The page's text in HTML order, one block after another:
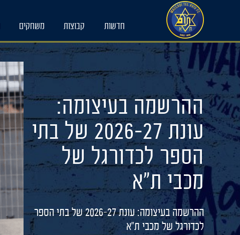
חדשות קבוצות משחקים
ההרשמה בעיצומה:
עונת 2026-27 של בתי
הספר לכדורגל של
מכבי ת״א
ההרשמה בעיצומה: עונת 2026-27 של בתי הספר
לכדורגל של מכבי ת״א